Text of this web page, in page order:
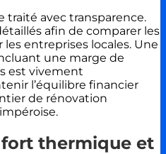
traité avec transparence.
afin de comparer les
entreprises locales. Une
une marge de
est vivement
l’équilibre financier
de rénovation
thermique et